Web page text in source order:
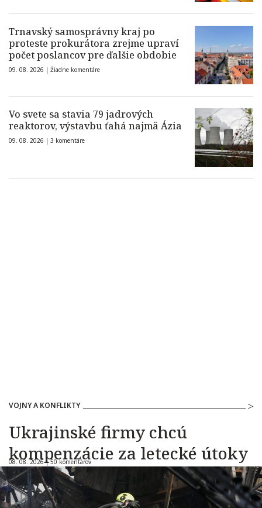
Trnavský samosprávny kraj po
proteste prokurátora zrejme upraví
počet poslancov pre ďalšie obdobie
09. 08. 2026 | Žiadne komentáre
Vo svete sa stavia 79 jadrových
reaktorov, výstavbu ťahá najmä Ázia
09. 08. 2026 | 3 komentáre
VOJNY A KONFLIKTY
Ukrajinské firmy chcú
kompenzácie za letecké útoky
08. 08. 2026 |50 komentárov